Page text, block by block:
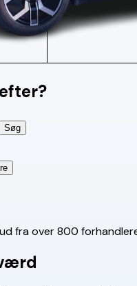
Søg
fra over 800